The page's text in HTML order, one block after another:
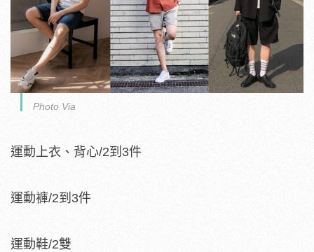
Photo Via
運動上衣、背心/2到3件
運動褲/2到3件
運動鞋/2雙